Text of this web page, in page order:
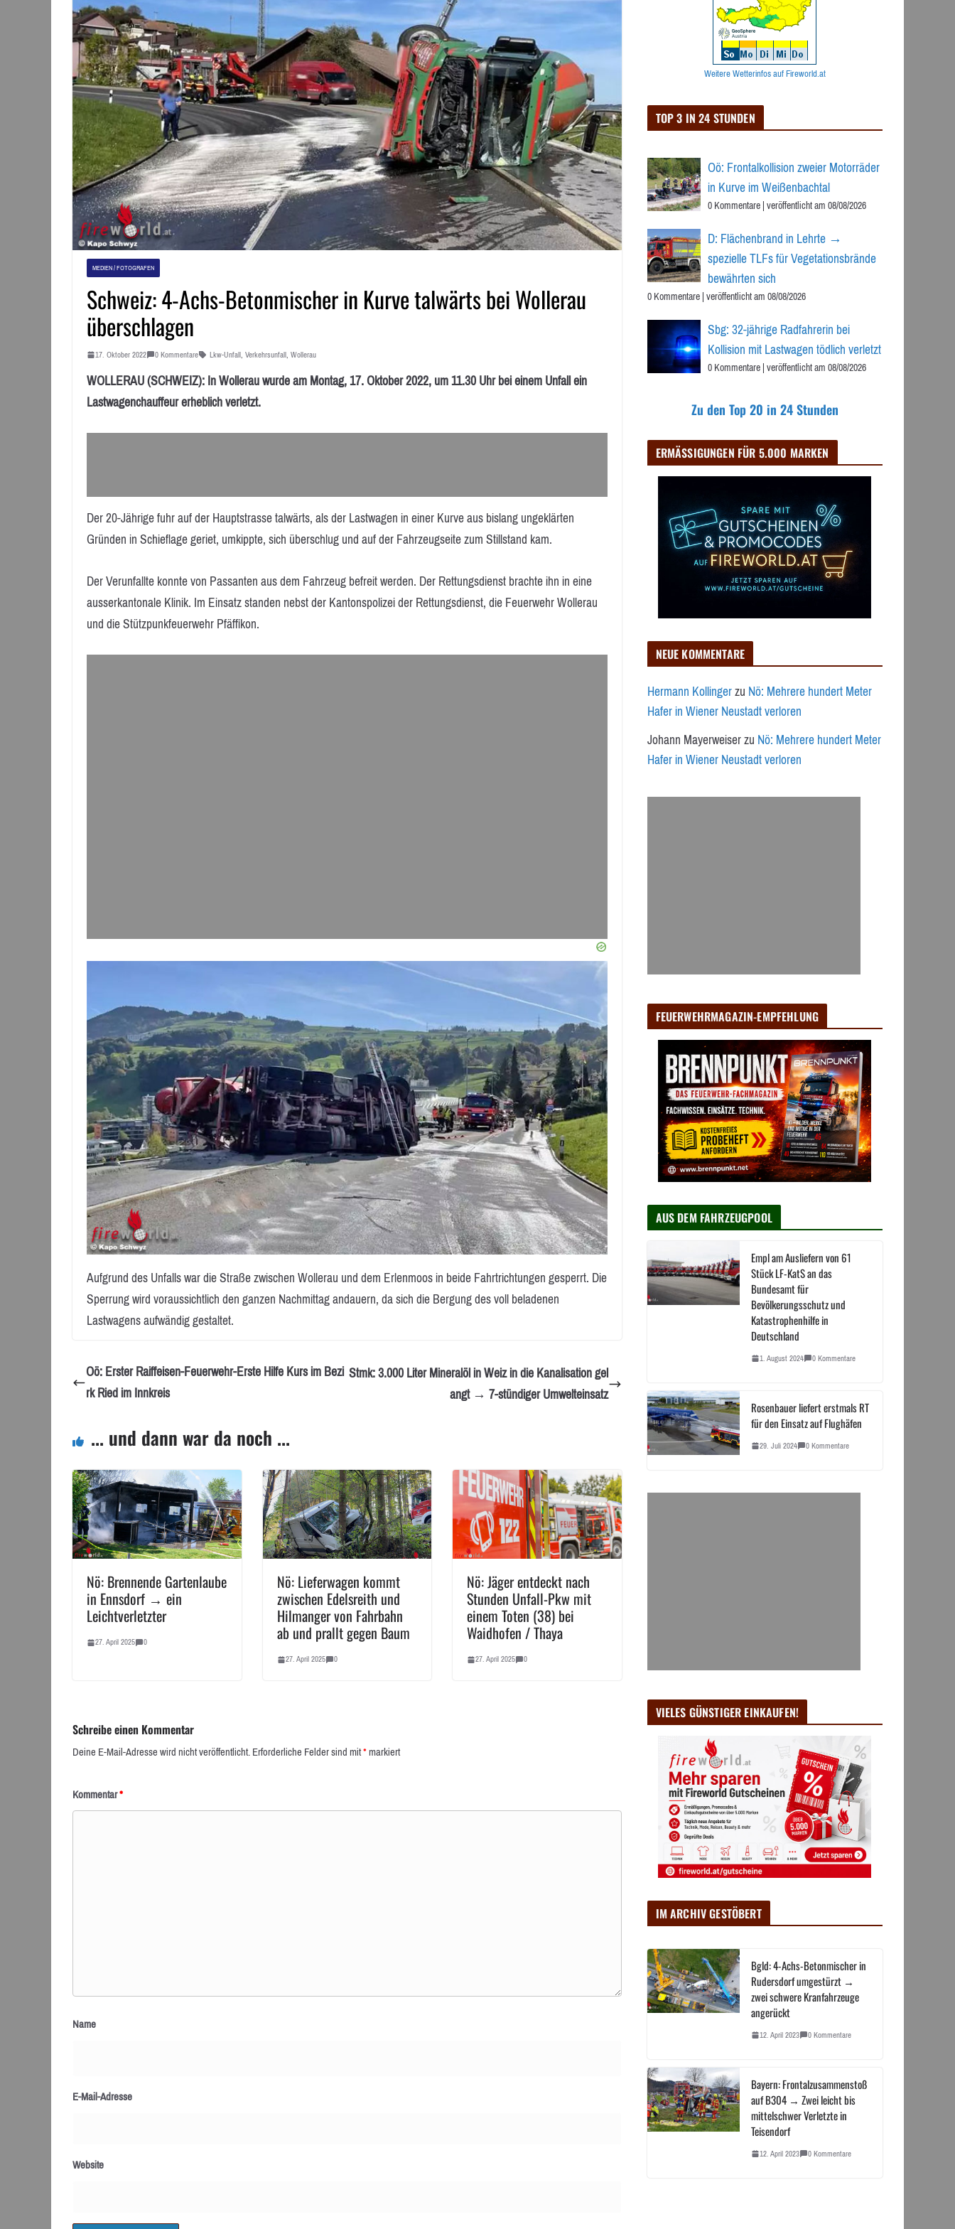
MEDIEN / FOTOGRAFEN
Schweiz: 4-Achs-Betonmischer in Kurve talwärts bei Wollerau
überschlagen
17. Oktober 2022 0 Kommentare Lkw-Unfall, Verkehrsunfall, Wollerau
WOLLERAU (SCHWEIZ): In Wollerau wurde am Montag, 17. Oktober 2022, um 11.30 Uhr bei einem Unfall ein
Lastwagenchauffeur erheblich verletzt.
Der 20-Jährige fuhr auf der Hauptstrasse talwärts, als der Lastwagen in einer Kurve aus bislang ungeklärten
Gründen in Schieflage geriet, umkippte, sich überschlug und auf der Fahrzeugseite zum Stillstand kam.
Der Verunfallte konnte von Passanten aus dem Fahrzeug befreit werden. Der Rettungsdienst brachte ihn in eine
ausserkantonale Klinik. Im Einsatz standen nebst der Kantonspolizei der Rettungsdienst, die Feuerwehr Wollerau
und die Stützpunkfeuerwehr Pfäffikon.
Aufgrund des Unfalls war die Straße zwischen Wollerau und dem Erlenmoos in beide Fahrtrichtungen gesperrt. Die
Sperrung wird voraussichtlich den ganzen Nachmittag andauern, da sich die Bergung des voll beladenen
Lastwagens aufwändig gestaltet.
Oö: Erster Raiffeisen-Feuerwehr-Erste Hilfe Kurs im Bezi
rk Ried im Innkreis
Stmk: 3.000 Liter Mineralöl in Weiz in die Kanalisation gel
angt → 7-stündiger Umwelteinsatz
... und dann war da noch ...
Nö: Brennende Gartenlaube
in Ennsdorf → ein
Leichtverletzter
27. April 2025 0
Nö: Lieferwagen kommt
zwischen Edelsreith und
Hilmanger von Fahrbahn
ab und prallt gegen Baum
27. April 2025 0
Nö: Jäger entdeckt nach
Stunden Unfall-Pkw mit
einem Toten (38) bei
Waidhofen / Thaya
27. April 2025 0
Schreibe einen Kommentar
Deine E-Mail-Adresse wird nicht veröffentlicht.Erforderliche Felder sind mit*markiert
Kommentar*
Name
E-Mail-Adresse
Website
Weitere Wetterinfos auf Fireworld.at
TOP 3 IN 24 STUNDEN
Oö: Frontalkollision zweier Motorräder
in Kurve im Weißenbachtal
0 Kommentare|veröffentlicht am 08/08/2026
D: Flächenbrand in Lehrte →
spezielle TLFs für Vegetationsbrände
bewährten sich
0 Kommentare|veröffentlicht am 08/08/2026
Sbg: 32-jährige Radfahrerin bei
Kollision mit Lastwagen tödlich verletzt
0 Kommentare|veröffentlicht am 08/08/2026
Zu den Top 20 in 24 Stunden
ERMÄSSIGUNGEN FÜR 5.000 MARKEN
NEUE KOMMENTARE
Hermann KollingerzuNö: Mehrere hundert Meter
Hafer in Wiener Neustadt verloren
Johann MayerweiserzuNö: Mehrere hundert Meter
Hafer in Wiener Neustadt verloren
FEUERWEHRMAGAZIN-EMPFEHLUNG
AUS DEM FAHRZEUGPOOL
Empl am Ausliefern von 61
Stück LF-KatS an das
Bundesamt für
Bevölkerungsschutz und
Katastrophenhilfe in
Deutschland
1. August 2024 0 Kommentare
Rosenbauer liefert erstmals RT
für den Einsatz auf Flughäfen
29. Juli 2024 0 Kommentare
VIELES GÜNSTIGER EINKAUFEN!
IM ARCHIV GESTÖBERT
Bgld: 4-Achs-Betonmischer in
Rudersdorf umgestürzt →
zwei schwere Kranfahrzeuge
angerückt
12. April 2023 0 Kommentare
Bayern: Frontalzusammenstoß
auf B304 → Zwei leicht bis
mittelschwer Verletzte in
Teisendorf
12. April 2023 0 Kommentare